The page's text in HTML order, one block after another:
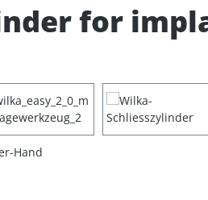
for